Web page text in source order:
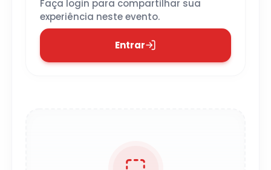
Faça login para compartilhar sua
experiência neste evento.
Entrar